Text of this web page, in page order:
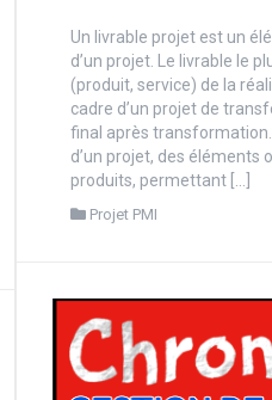
Un livrable projet est un
d’un projet. Le livrable le
(produit, service) de la
cadre d’un projet de
final après
d’un projet, des éléments
produits, permettant […]
Projet PMI